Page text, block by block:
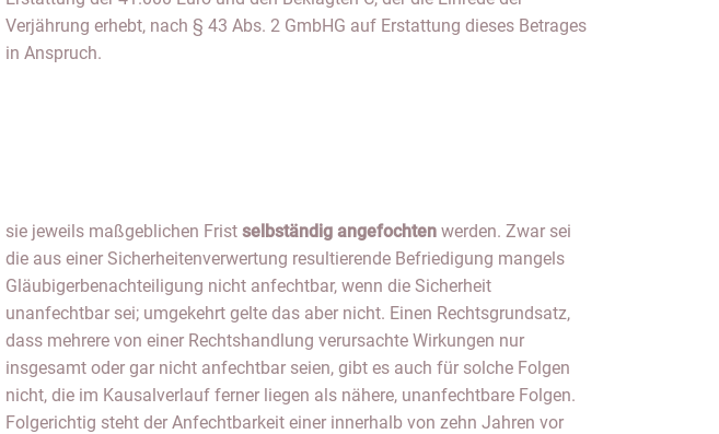
in Anspruch.
sie jeweils maßgeblichen Frist selbständig angefochten werden. Zwar sei
die aus einer Sicherheitenverwertung resultierende Befriedigung mangels
Gläubigerbenachteiligung nicht anfechtbar, wenn die Sicherheit
unanfechtbar sei; umgekehrt gelte das aber nicht. Einen Rechtsgrundsatz,
dass mehrere von einer Rechtshandlung verursachte Wirkungen nur
insgesamt oder gar nicht anfechtbar seien, gibt es auch für solche Folgen
nicht, die im Kausalverlauf ferner liegen als nähere, unanfechtbare Folgen.
Folgerichtig steht der Anfechtbarkeit einer innerhalb von zehn Jahren vor